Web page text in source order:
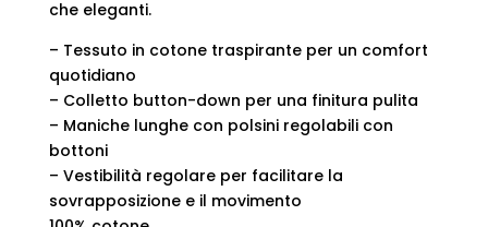
che eleganti.
– Tessuto in cotone traspirante per un comfort
quotidiano
– Colletto button-down per una finitura pulita
– Maniche lunghe con polsini regolabili con
bottoni
– Vestibilità regolare per facilitare la
sovrapposizione e il movimento